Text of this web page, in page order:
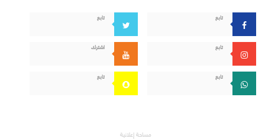
تابع تابع
تابع اشترك
تابع تابع
مساحة إعلانية